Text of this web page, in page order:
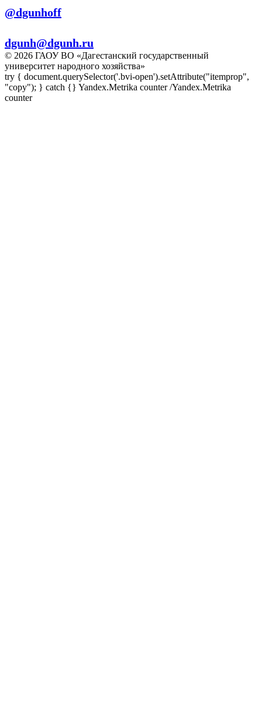
@dgunhoff
dgunh@dgunh.ru
© 2026 ГАОУ ВО «Дагестанский государственный
университет народного хозяйства»
try { document.querySelector('.bvi-open').setAttribute("itemprop",
"copy"); } catch {} Yandex.Metrika counter/Yandex.Metrika
counter